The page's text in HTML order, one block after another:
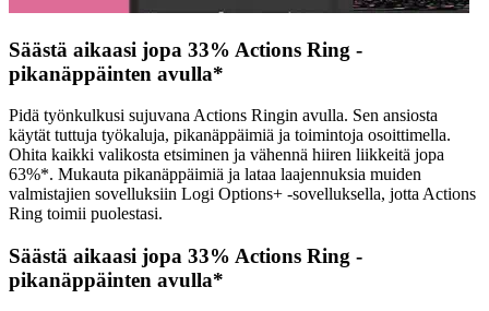
Säästä aikaasi jopa 33% Actions Ring -
pikanäppäinten avulla*
Pidä työnkulkusi sujuvana Actions Ringin avulla. Sen ansiosta
käytät tuttuja työkaluja, pikanäppäimiä ja toimintoja osoittimella.
Ohita kaikki valikosta etsiminen ja vähennä hiiren liikkeitä jopa
63%*. Mukauta pikanäppäimiä ja lataa laajennuksia muiden
valmistajien sovelluksiin Logi Options+ -sovelluksella, jotta Actions
Ring toimii puolestasi.
Säästä aikaasi jopa 33% Actions Ring -
pikanäppäinten avulla*